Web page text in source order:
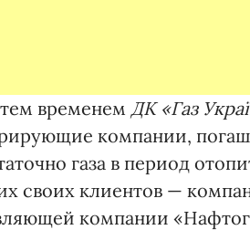
временем ДК «Газ
компании,
газа в период
своих клиентов —
компании